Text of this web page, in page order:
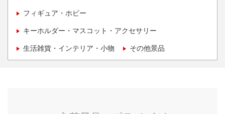
フィギュア・ホビー
キーホルダー・マスコット・アクセサリー
生活雑貨・インテリア・小物 その他景品